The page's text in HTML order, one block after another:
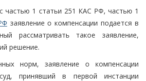
частью 1 статьи 251 КАС РФ, частью 1
заявление о компенсации подается в
рассматривать такое заявление,
решение.
норм, заявление о компенсации
принявший в первой инстанции